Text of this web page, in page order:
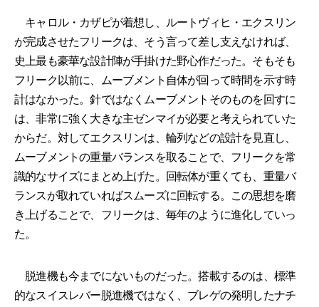
キャロル・カザピが着想し、ルートヴィヒ・エクスリン
が完成させたフリークは、そう言って差し支えなければ、
史上最も豪華な設計陣が手掛けた野心作だった。そもそも
フリーク以前に、ムーブメント自体が回って時間を示す時
計はなかった。針ではなくムーブメントそのものを回すに
は、非常に強く大きな主ゼンマイが必要と考えられていた
からだ。対してエクスリンは、輪列などの設計を見直し、
ムーブメントの重量バランスを取ることで、フリークを常
識的なサイズにまとめ上げた。回転体が重くても、重量バ
ランスが取れていればスムーズに回転する。この思想を磨
き上げることで、フリークは、毎年のように進化していっ
た。
脱進機も今までにないものだった。搭載するのは、標準
的なスイスレバー脱進機ではなく、ブレゲの発明したナチ